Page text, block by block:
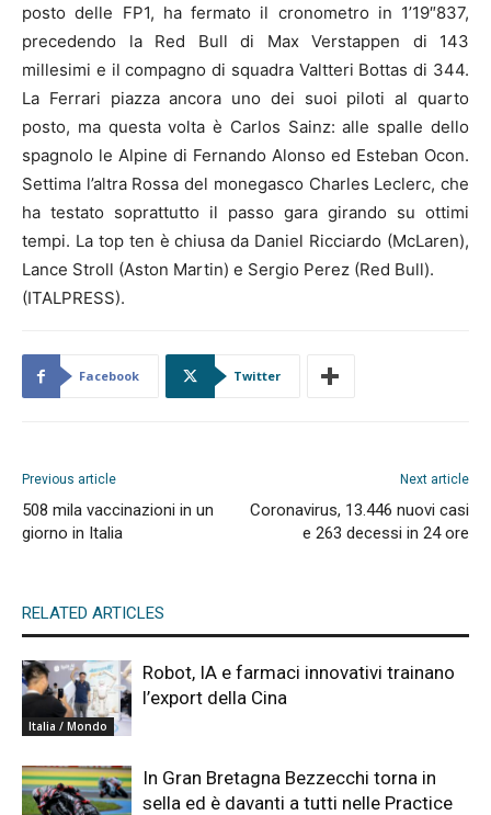
posto delle FP1, ha fermato il cronometro in 1’19″837,
precedendo la Red Bull di Max Verstappen di 143
millesimi e il compagno di squadra Valtteri Bottas di 344.
La Ferrari piazza ancora uno dei suoi piloti al quarto
posto, ma questa volta è Carlos Sainz: alle spalle dello
spagnolo le Alpine di Fernando Alonso ed Esteban Ocon.
Settima l’altra Rossa del monegasco Charles Leclerc, che
ha testato soprattutto il passo gara girando su ottimi
tempi. La top ten è chiusa da Daniel Ricciardo (McLaren),
Lance Stroll (Aston Martin) e Sergio Perez (Red Bull).
(ITALPRESS).
Facebook Twitter
Previous article
508 mila vaccinazioni in un
giorno in Italia
Next article
Coronavirus, 13.446 nuovi casi
e 263 decessi in 24 ore
RELATED ARTICLES
Italia / Mondo
Robot, IA e farmaci innovativi trainano
l’export della Cina
In Gran Bretagna Bezzecchi torna in
sella ed è davanti a tutti nelle Practice